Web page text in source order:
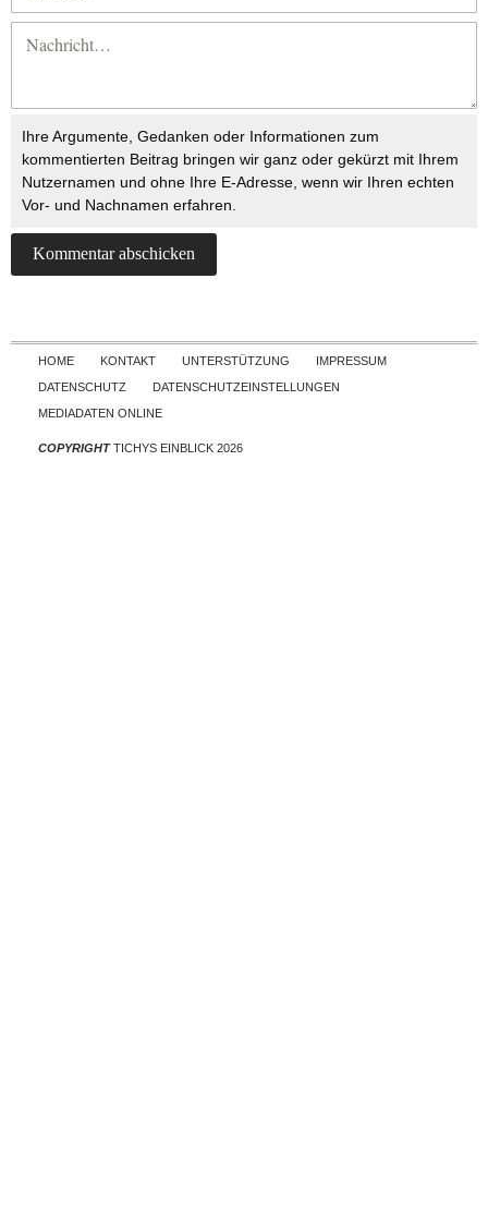
Ihre Argumente, Gedanken oder Informationen zum
kommentierten Beitrag bringen wir ganz oder gekürzt mit Ihrem
Nutzernamen und ohne Ihre E-Adresse, wenn wir Ihren echten
Vor- und Nachnamen erfahren.
Skip to content
HOME KONTAKT UNTERSTÜTZUNG
IMPRESSUM
DATENSCHUTZ
DATENSCHUTZEINSTELLUNGEN
MEDIADATEN ONLINE
COPYRIGHTTICHYS EINBLICK 2026